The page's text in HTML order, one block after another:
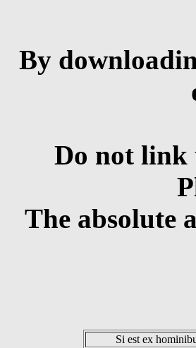
By
Do not link
The absolute
Si est ex